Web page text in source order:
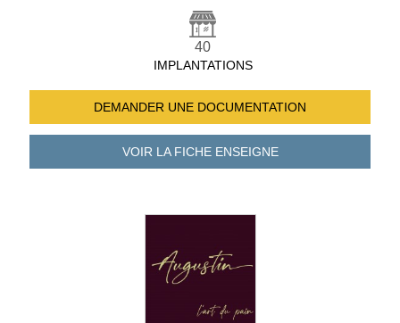
40
IMPLANTATIONS
DEMANDER UNE DOCUMENTATION
VOIR LA FICHEENSEIGNE